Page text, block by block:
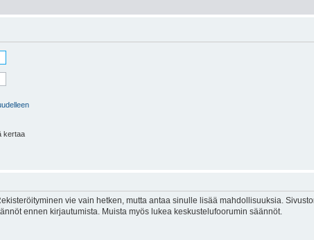
kertaa
vie vain hetken, mutta antaa sinulle lisää mahdollisuuksia.
ennen kirjautumista. Muista myös lukea keskustelufoorumin säännöt.